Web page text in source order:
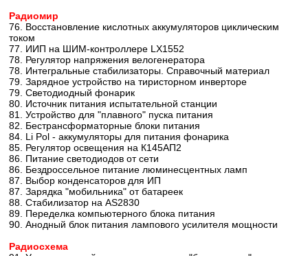
Радиомир
76. Восстановление кислотных аккумуляторов циклическим
током
77. ИИП на ШИМ-контроллере LX1552
78. Регулятор напряжения велогенератора
78. Интегральные стабилизаторы. Справочный материал
79. Зарядное устройство на тиристорном инверторе
79. Светодиодный фонарик
80. Источник питания испытательной станции
81. Устройство для "плавного" пуска питания
82. Бестрансформаторные блоки питания
84. Li Pol - аккумуляторы для питания фонарика
85. Регулятор освещения на К145АП2
86. Питание светодиодов от сети
86. Бездроссельное питание люминесцентных ламп
87. Выбор конденсаторов для ИП
87. Зарядка "мобильника" от батареек
88. Стабилизатор на AS2830
89. Переделка компьютерного блока питания
90. Анодный блок питания лампового усилителя мощности
Радиосхема